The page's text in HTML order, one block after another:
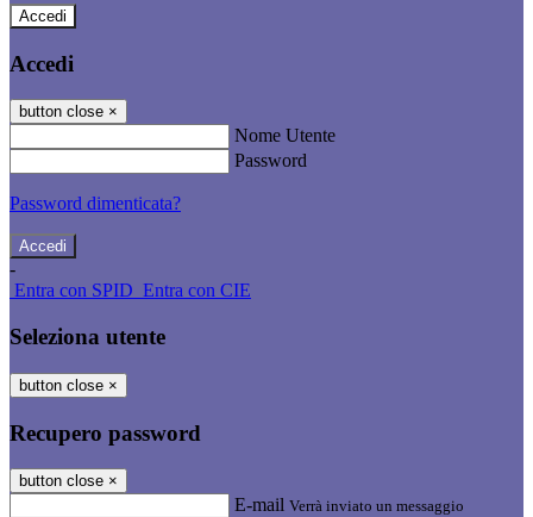
Accedi
Accedi
button close ×
Nome Utente
Password
Password dimenticata?
-
Entra con SPID Entra con CIE
Seleziona utente
button close ×
Recupero password
button close ×
E-mail Verrà inviato un messaggio